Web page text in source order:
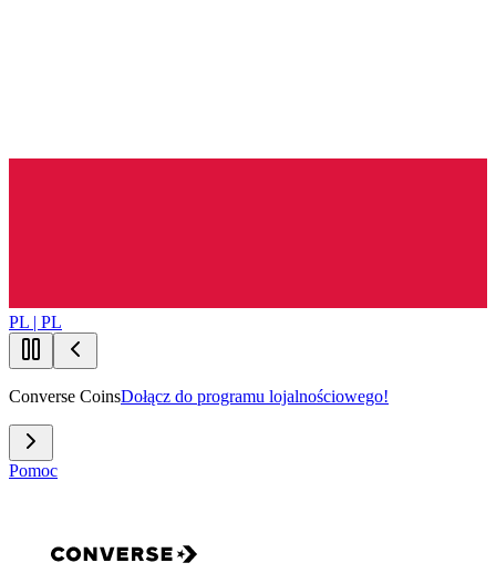
PL | PL
Converse CoinsDołącz do programu lojalnościowego!
Pomoc